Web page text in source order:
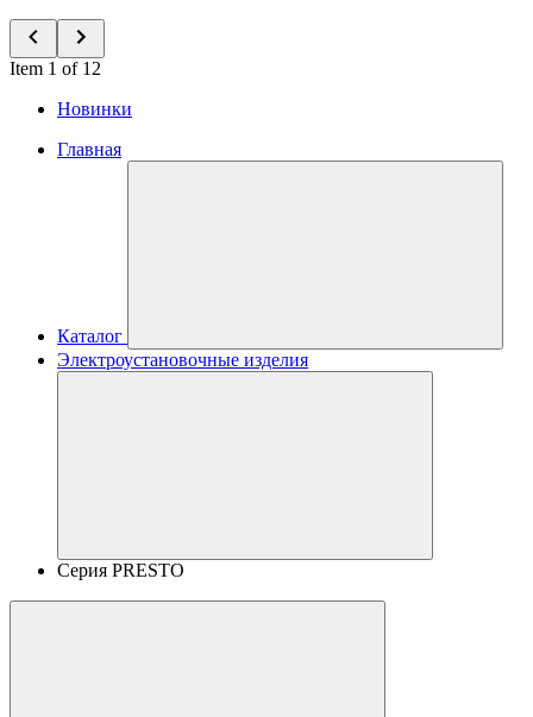
Item 1 of 12
Новинки
Главная
Каталог
Электроустановочные изделия
Серия PRESTO